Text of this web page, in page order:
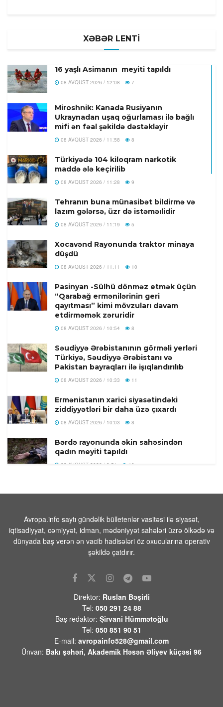
XƏBƏR LENTİ
16 yaşlı Asimanın meyiti tapıldı
08 AVQUST 2026 / 12:08 7
Miroshnik: Kanada Rusiyanın
Ukraynadan uşaq oğurlaması ilə bağlı
mifi ən fəal şəkildə dəstəkləyir
08 AVQUST 2026 / 11:58 8
Türkiyədə 104 kiloqram narkotik
maddə ələ keçirilib
08 AVQUST 2026 / 11:28 9
Tehranın buna münasibət bildirmə və
lazım gələrsə, üzr də istəməılidir
08 AVQUST 2026 / 11:19 5
Xocavənd Rayonunda traktor minaya
düşdü
08 AVQUST 2026 / 11:11 10
Pasinyan -Sülhü dönməz etmək üçün
“Qarabağ ermənilərinin geri
qayıtması” kimi mövzuları davam
etdirməmək zəruridir
08 AVQUST 2026 / 10:54 8
Səudiyyə Ərəbistanının görməli yerləri
Türkiyə, Səudiyyə Ərəbistanı və
Pakistan bayraqları ilə işıqlandırılıb
08 AVQUST 2026 / 10:33 11
Ermənistanın xarici siyasətindəki
ziddiyyətləri bir daha üzə çıxardı
08 AVQUST 2026 / 10:03 8
Bərdə rayonunda əkin sahəsindən
qadın meyiti tapıldı
08 AVQUST 2026 / 9:51 10
keçirib
Trampın yeni təyyarəsinın
çatışmazlıqlarını mediaya sızdıran şəxs
tapıldı
Azərbaycan XIN:”Gürcüstandakı
dəstəyimizi bir daha təsdiqləyirik”
08 AVQUST 2026 / 9:14 6
Rusiya Ukrayna Silahlı Qüvvələrinə
məxsus 397 PUA-nı vurub
08 AVQUST 2026 / 9:05 9
Avropa.info saytı gündəlik bülletenlər vasitəsi ilə siyasət,
iqtisadiyyat, cəmiyyət, idman, mədəniyyət sahələri üzrə ölkədə və
dünyada baş verən ən vacib hadisələri öz oxucularına operativ
şəkildə çatdırır.
Direktor: Ruslan Bəşirli
Tel: 050 291 24 88
Baş redaktor: Şirvani Hümmətoğlu
Tel: 050 851 90 51
E-mail: avropainfo528@gmail.com
Ünvan: Bakı şəhəri, Akademik Həsən Əliyev küçəsi 96